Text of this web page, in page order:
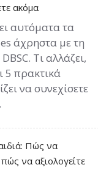
ακόμα
αυτόματα τα
άχρηστα με τη
Τι αλλάζει,
5 πρακτικά
να συνεχίσετε
Πώς να
να αξιολογείτε